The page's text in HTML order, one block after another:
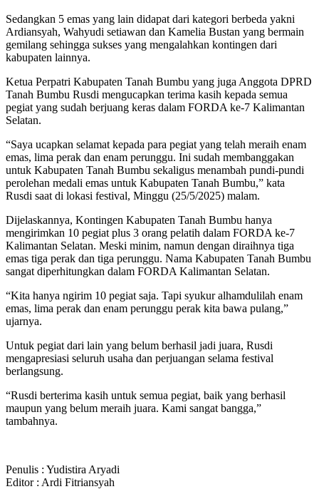
Sedangkan 5 emas yang lain didapat dari kategori berbeda yakni
Ardiansyah, Wahyudi setiawan dan Kamelia Bustan yang bermain
gemilang sehingga sukses yang mengalahkan kontingen dari
kabupaten lainnya.
Ketua Perpatri Kabupaten Tanah Bumbu yang juga Anggota DPRD
Tanah Bumbu Rusdi mengucapkan terima kasih kepada semua
pegiat yang sudah berjuang keras dalam FORDA ke-7 Kalimantan
Selatan.
“Saya ucapkan selamat kepada para pegiat yang telah meraih enam
emas, lima perak dan enam perunggu. Ini sudah membanggakan
untuk Kabupaten Tanah Bumbu sekaligus menambah pundi-pundi
perolehan medali emas untuk Kabupaten Tanah Bumbu,” kata
Rusdi saat di lokasi festival, Minggu (25/5/2025) malam.
Dijelaskannya, Kontingen Kabupaten Tanah Bumbu hanya
mengirimkan 10 pegiat plus 3 orang pelatih dalam FORDA ke-7
Kalimantan Selatan. Meski minim, namun dengan diraihnya tiga
emas tiga perak dan tiga perunggu. Nama Kabupaten Tanah Bumbu
sangat diperhitungkan dalam FORDA Kalimantan Selatan.
“Kita hanya ngirim 10 pegiat saja. Tapi syukur alhamdulilah enam
emas, lima perak dan enam perunggu perak kita bawa pulang,”
ujarnya.
Untuk pegiat dari lain yang belum berhasil jadi juara, Rusdi
mengapresiasi seluruh usaha dan perjuangan selama festival
berlangsung.
“Rusdi berterima kasih untuk semua pegiat, baik yang berhasil
maupun yang belum meraih juara. Kami sangat bangga,”
tambahnya.
Penulis : Yudistira Aryadi
Editor : Ardi Fitriansyah